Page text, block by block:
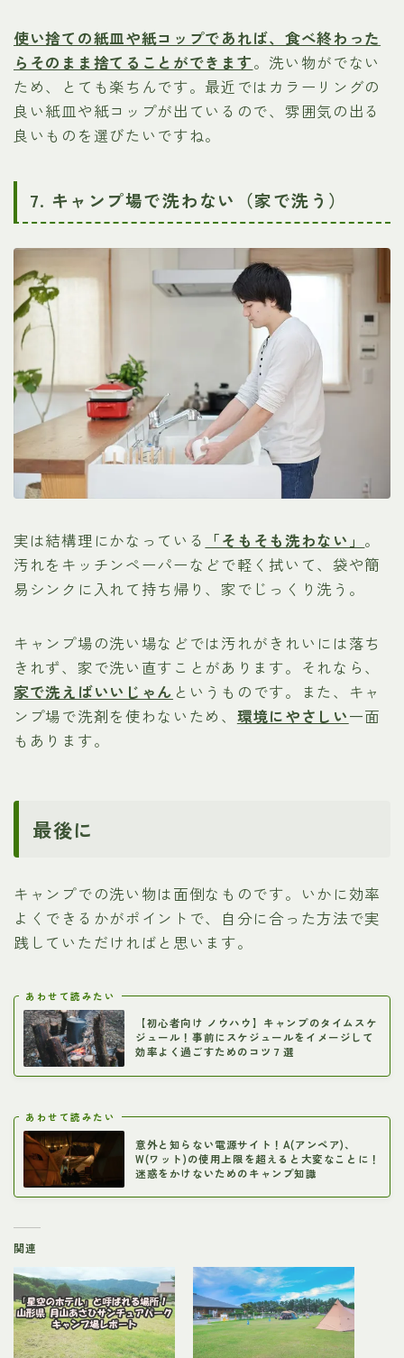
使い捨ての紙皿や紙コップであれば、食べ終わった
らそのまま捨てることができます。洗い物がでない
ため、とても楽ちんです。最近ではカラーリングの
良い紙皿や紙コップが出ているので、雰囲気の出る
良いものを選びたいですね。
7. キャンプ場で洗わない（家で洗う）
実は結構理にかなっている 「そもそも洗わない」 。
汚れをキッチンペーパーなどで軽く拭いて、袋や簡
易シンクに入れて持ち帰り、家でじっくり洗う。
キャンプ場の洗い場などでは汚れがきれいには落ち
きれず、家で洗い直すことがあります。それなら、
家で洗えばいいじゃん というものです。また、キャ
ンプ場で洗剤を使わないため、 環境にやさしい一面
もあります。
最後に
キャンプでの洗い物は面倒なものです。いかに効率
よくできるかがポイントで、自分に合った方法で実
践していただければと思います。
あわせて読みたい
【初心者向け ノウハウ】キャンプのタイムスケ
ジュール！事前にスケジュールをイメージして
効率よく過ごすためのコツ７選
あわせて読みたい
意外と知らない電源サイト！A(アンペア)、
W(ワット)の使用上限を超えると大変なことに！
迷惑をかけないためのキャンプ知識
関連